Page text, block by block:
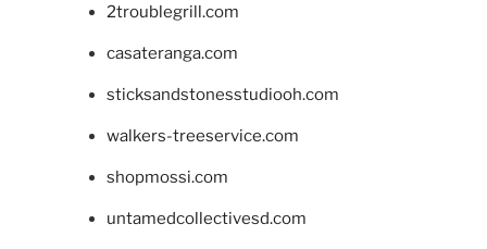
2troublegrill.com
casateranga.com
sticksandstonesstudiooh.com
walkers-treeservice.com
shopmossi.com
untamedcollectivesd.com